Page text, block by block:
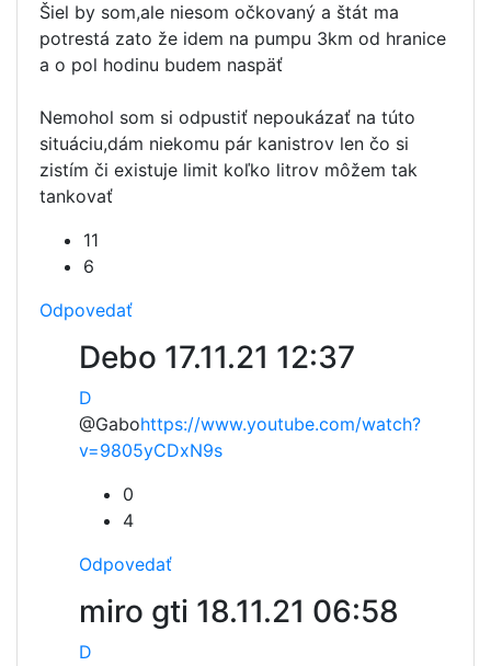
Šiel by som,ale niesom očkovaný a štát ma
potrestá zato že idem na pumpu 3km od hranice
a o pol hodinu budem naspäť
Nemohol som si odpustiť nepoukázať na túto
situáciu,dám niekomu pár kanistrov len čo si
zistím či existuje limit koľko litrov môžem tak
tankovať
11
6
Odpovedať
Debo 17.11.21 12:37
D
@Gabohttps://www.youtube.com/watch?
v=9805yCDxN9s
0
4
Odpovedať
miro gti 18.11.21 06:58
D